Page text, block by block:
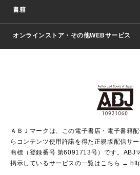
Vジャンプ
ジャンプルーキー！
ジャンプTOON
S-MANGA
週刊ヤングジャンプ
ウルトラジャンプ
リマコミ＋
マンガMeets
月刊オフィスユー
Seventeen
LEE
Marisol
芸能・情報・スポーツ
パラスポ＋！
書籍
文芸・文庫・総合
青春と読書
アジア人物史
集英社新書
集英社新書プラス
よみタイ
ライトノベル・ノベライズ
集英社Webマガジン Cobalt
集英社オレンジ文庫
シフォン文庫
集英社みらい文庫
S-KIDS.LAND
オンラインストア・その他WEBサービス
SHUEISHA MANGA-ART HERITAGE
HAPPY PLUS STORE
shueisha vox
EDITOR'S LAB
ＡＢＪマークは、この電子書店・電子書籍
らコンテンツ使用許諾を得た正規版配信サ
商標（登録番号 第6091713号）です。ABJ
掲示しているサービスの一覧はこちら →